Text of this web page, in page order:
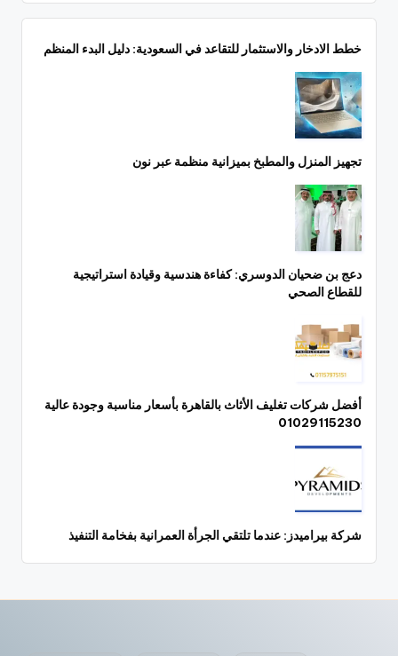
خطط الادخار والاستثمار للتقاعد في السعودية: دليل البدء المنظم
تجهيز المنزل والمطبخ بميزانية منظمة عبر نون
دعج بن ضحيان الدوسري: كفاءة هندسية وقيادة استراتيجية
للقطاع الصحي
أفضل شركات تغليف الأثاث بالقاهرة بأسعار مناسبة وجودة عالية
01029115230
شركة بيراميدز: عندما تلتقي الجرأة العمرانية بفخامة التنفيذ